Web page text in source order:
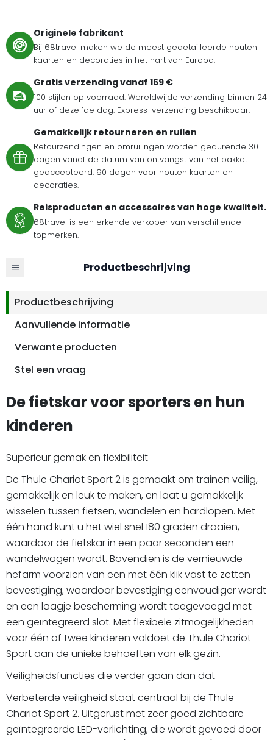
Originele fabrikant
Bij 68travel maken we de meest gedetailleerde houten
kaarten en decoraties in het hart van Europa.
Gratis verzending vanaf 169 €
100 stijlen op voorraad. Wereldwijde verzending binnen 24
uur of dezelfde dag. Express-verzending beschikbaar.
Gemakkelijk retourneren en ruilen
Retourzendingen en omruilingen worden gedurende 30
dagen vanaf de datum van ontvangst van het pakket
geaccepteerd. 90 dagen voor houten kaarten en
decoraties.
Reisproducten en accessoires van hoge kwaliteit.
68travel is een erkende verkoper van verschillende
topmerken.
Productbeschrijving
Productbeschrijving
Aanvullende informatie
Verwante producten
Stel een vraag
De fietskar voor sporters en hun
kinderen
Superieur gemak en flexibiliteit
De Thule Chariot Sport 2 is gemaakt om trainen veilig,
gemakkelijk en leuk te maken, en laat u gemakkelijk
wisselen tussen fietsen, wandelen en hardlopen. Met
één hand kunt u het wiel snel 180 graden draaien,
waardoor de fietskar in een paar seconden een
wandelwagen wordt. Bovendien is de vernieuwde
hefarm voorzien van een met één klik vast te zetten
bevestiging, waardoor bevestiging eenvoudiger wordt
en een laagje bescherming wordt toegevoegd met
een geïntegreerd slot. Met flexibele zitmogelijkheden
voor één of twee kinderen voldoet de Thule Chariot
Sport aan de unieke behoeften van elk gezin.
Veiligheidsfuncties die verder gaan dan dat
Verbeterde veiligheid staat centraal bij de Thule
Chariot Sport 2. Uitgerust met zeer goed zichtbare
geïntegreerde LED-verlichting, die wordt gevoed door